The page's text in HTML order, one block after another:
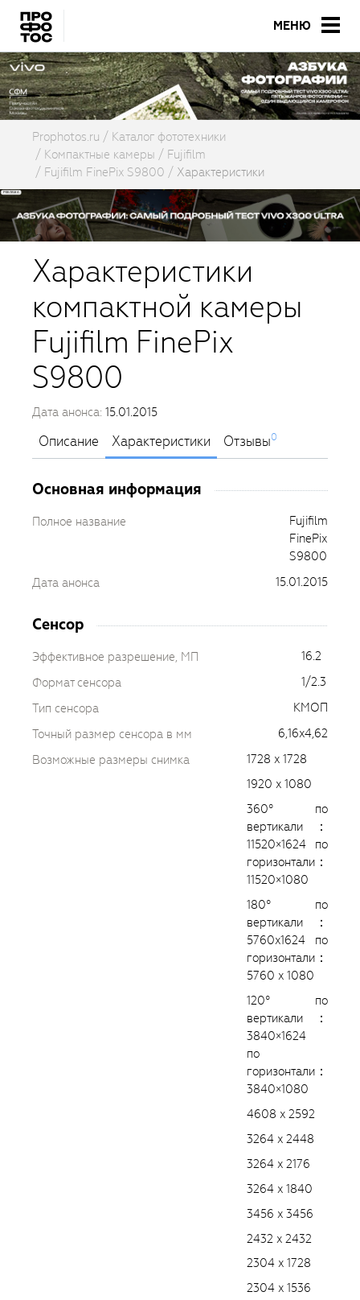
МЕНЮ
Prophotos.ru
Каталог фототехники
Компактные камеры
Fujifilm
Fujifilm FinePix S9800
Характеристики
Характеристики
компактной камеры
Fujifilm FinePix
S9800
Дата анонса: 15.01.2015
Описание Характеристики Отзывы0
Основная информация
Полное название
Fujifilm
FinePix
S9800
Дата анонса
15.01.2015
Сенсор
Эффективное разрешение, МП
16.2
Формат сенсора
1/2.3
Тип сенсора
КМОП
Точный размер сенсора в мм
6,16x4,62
Возможные размеры снимка
1728 x 1728
1920 x 1080
360° по
вертикали：
11520×1624 по
горизонтали：
11520×1080
180° по
вертикали：
5760x1624 по
горизонтали：
5760 x 1080
120° по
вертикали：
3840×1624
по
горизонтали：
3840×1080
4608 x 2592
3264 x 2448
3264 x 2176
3264 x 1840
3456 x 3456
2432 x 2432
2304 x 1728
2304 x 1536